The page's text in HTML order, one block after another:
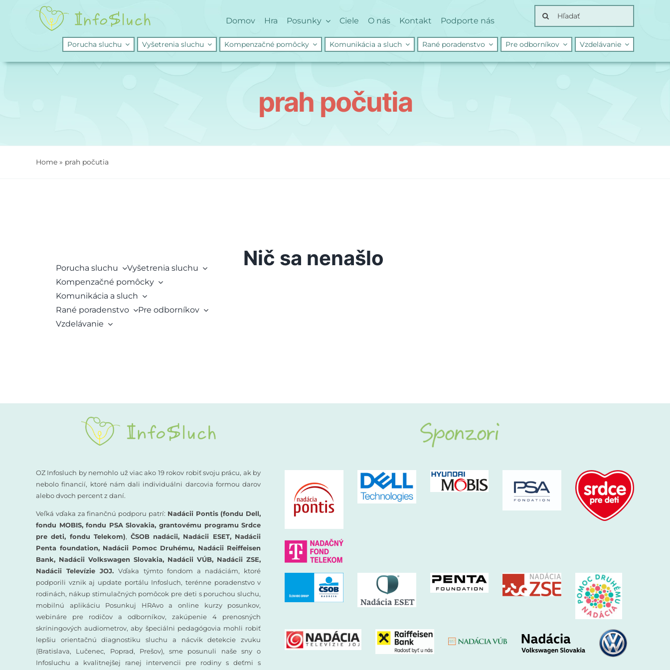
Domov Hra Posunky Ciele O nás Kontakt Podporte nás
Search
for:
Porucha sluchu Vyšetrenia sluchu Kompenzačné pomôcky Komunikácia a sluch Rané poradenstvo Pre odborníkov Vzdelávanie
prah počutia
Home » prah počutia
Porucha sluchu
Vyšetrenia sluchu
Kompenzačné pomôcky
Komunikácia a sluch
Rané poradenstvo
Pre odborníkov
Vzdelávanie
Nič sa nenašlo
OZ Infosluch by nemohlo už viac ako 19 rokov robiť svoju prácu, ak by
nebolo financií, ktoré nám dali individuálni darcovia formou darov
alebo dvoch percent z daní.
Veľká vďaka za finančnú podporu patrí: Nadácii Pontis (fondu Dell,
fondu MOBIS, fondu PSA Slovakia, grantovému programu Srdce
pre deti, fondu Telekom), ČSOB nadácii, Nadácii ESET, Nadácii
Penta foundation, Nadácii Pomoc Druhému, Nadácii Reiffeisen
Bank, Nadácii Volkswagen Slovakia, Nadácii VÚB, Nadácii ZSE,
Nadácii Televízie JOJ.Vďaka týmto fondom a nadáciám, ktoré
podporili vznik aj update portálu Infosluch, terénne poradenstvo v
rodinách, nákup stimulačných pomôcok pre deti s poruchou sluchu,
mobilnú aplikáciu Posunkuj HRAvo a online kurzy posunkov,
webináre pre rodičov a odborníkov, zakúpenie 4 prenosných
skríningových audiometrov, aby špeciálni pedagógovia mohli robiť
lepšiu orientačnú diagnostiku sluchu a nácvik detekcie zvuku
(Bratislava, Lučenec, Poprad, Prešov), sme posunuli naše sny o
Infosluchu a kvalitnejšej ranej intervencii pre rodiny s deťmi s